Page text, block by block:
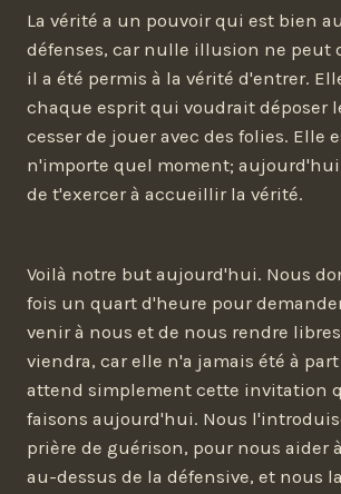
La vérité a un pouvoir qui est bien
défenses, car nulle illusion ne peut
il a été permis à la vérité d'entrer.
chaque esprit qui voudrait déposer
cesser de jouer avec des folies. Elle
n'importe quel moment;
de t'exercer à accueillir la vérité.
Voilà notre but aujourd'hui. Nous
fois un quart d'heure pour
venir à nous et de nous rendre
viendra, car elle n'a jamais été à
attend simplement cette invitation
faisons aujourd'hui. Nous
prière de guérison, pour nous aider
au-dessus de la défensive, et nous